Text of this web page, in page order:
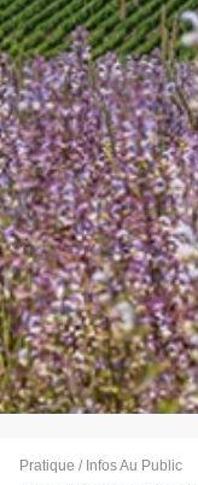
Pratique / Infos Au Public